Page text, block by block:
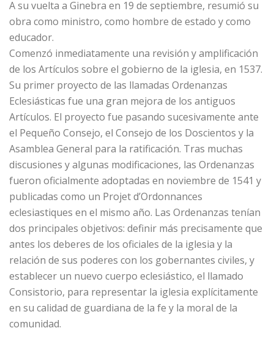
A su vuelta a Ginebra en 19 de septiembre, resumió su
obra como ministro, como hombre de estado y como
educador.
Comenzó inmediatamente una revisión y amplificación
de los Artículos sobre el gobierno de la iglesia, en 1537.
Su primer proyecto de las llamadas Ordenanzas
Eclesiásticas fue una gran mejora de los antiguos
Artículos. El proyecto fue pasando sucesivamente ante
el Pequeño Consejo, el Consejo de los Doscientos y la
Asamblea General para la ratificación. Tras muchas
discusiones y algunas modificaciones, las Ordenanzas
fueron oficialmente adoptadas en noviembre de 1541 y
publicadas como un Projet d’Ordonnances
eclesiastiques en el mismo año. Las Ordenanzas tenían
dos principales objetivos: definir más precisamente que
antes los deberes de los oficiales de la iglesia y la
relación de sus poderes con los gobernantes civiles, y
establecer un nuevo cuerpo eclesiástico, el llamado
Consistorio, para representar la iglesia explícitamente
en su calidad de guardiana de la fe y la moral de la
comunidad.